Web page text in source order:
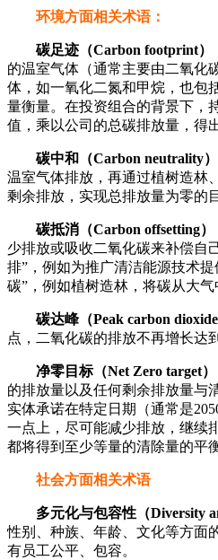
环境方面相关术语：
碳足迹（Carbon footprint）
的温室气体（通常主要由二氧化
体，如一氧化二氮和甲烷，也包
量衡量。在投资组合的背景下，
值，乘以公司的总碳排放量，得
碳中和（Carbon neutrality）
温室气体排放，再通过植树造林
剩余排放，实现总排放量为零的
碳抵消（Carbon offsetting）
少排放或吸收二氧化碳来补偿自
排”，例如为推广清洁能源技术
碳”，例如植树造林，将碳从大气
碳达峰（Peak carbon dioxide
点，二氧化碳的排放不再增长达
净零目标（Net Zero target）
的排放量以及任何剩余排放量与
实体承诺在特定日期（通常是
一点上，尽可能减少排放，继续
都将得到至少等量的清除量的平衡
社会方面相关术语
多元化与包容性（Diversity
性别、种族、年龄、文化等方面
有员工公平、包容。